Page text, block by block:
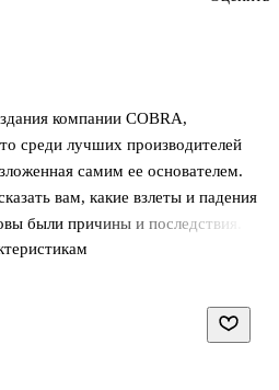
компании COBRA,
среди лучших производителей
самим ее основателем.
вам, какие взлеты и падения
были причины и последствия.
бизнес, умеете учиться на